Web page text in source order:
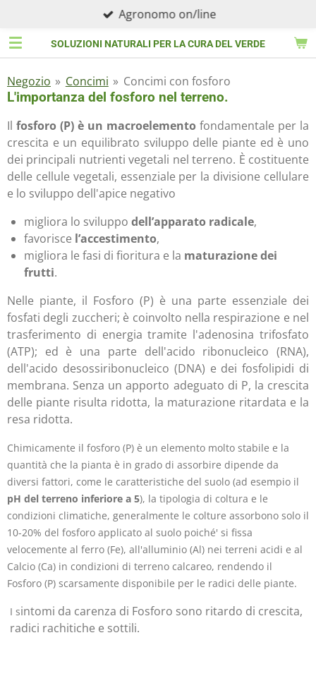
contenutoSOLUZIONI NATURALI PER LA CURA DEL VERDE
Agronomo on/line
Negozio » Concimi » Concimi con fosforo
L'importanza del fosforo nel terreno.
Il fosforo (P) è un macroelemento fondamentale per la
crescita e un equilibrato sviluppo delle piante ed è uno
dei principali nutrienti vegetali nel terreno. È costituente
delle cellule vegetali, essenziale per la divisione cellulare
e lo sviluppo dell'apice negativo
migliora lo sviluppo dell’apparato radicale,
favorisce l’accestimento,
migliora le fasi di fioritura e la maturazione dei
frutti.
Nelle piante, il Fosforo (P) è una parte essenziale dei
fosfati degli zuccheri; è coinvolto nella respirazione e nel
trasferimento di energia tramite l'adenosina trifosfato
(ATP); ed è una parte dell'acido ribonucleico (RNA),
dell'acido desossiribonucleico (DNA) e dei fosfolipidi di
membrana. Senza un apporto adeguato di P, la crescita
delle piante risulta ridotta, la maturazione ritardata e la
resa ridotta.
Chimicamente il fosforo (P) è un elemento molto stabile e la
quantità che la pianta è in grado di assorbire dipende da
diversi fattori, come le caratteristiche del suolo (ad esempio il
pH del terreno inferiore a 5), la tipologia di coltura e le
condizioni climatiche, generalmente le colture assorbono solo il
10-20% del fosforo applicato al suolo poiché' si fissa
velocemente al ferro (Fe), all'alluminio (Al) nei terreni acidi e al
Calcio (Ca) in condizioni di terreno calcareo, rendendo il
Fosforo (P) scarsamente disponibile per le radici delle piante.
I sintomi da carenza di Fosforo sono ritardo di crescita,
radici rachitiche e sottili.